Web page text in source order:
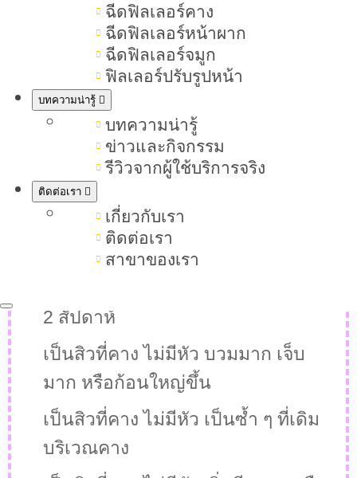
ฉีดฟิลเลอร์คาง
ฉีดฟิลเลอร์หน้าผาก
ฉีดฟิลเลอร์จมูก
ฟิลเลอร์ปรับรูปหน้า
บทความน่ารู้
บทความน่ารู้
ข่าวและกิจกรรม
รีวิวจากผู้ใช้บริการจริง
ติดต่อเรา
เกี่ยวกับเรา
ติดต่อเรา
สาขาของเรา
เป็นสิวที่คาง ไม่มีหัว บีบได้ไหม ควร
ทำอย่างไร
กดสิวหรือฉีดสิว เหมาะกับเป็นสิวที่
คาง ไม่มีหัว
วิธีป้องกันเป็นสิวที่คาง ไม่มีหัว ไม่ให้
กลับมาเป็นซ้ำ
เป็นสิวที่คาง ไม่มีหัว หายเองได้ไหม
เป็นสิวที่คาง ไม่มีหัว ต้องไปพบแพทย์
เมื่อไหร่
2 สัปดาห์
เป็นสิวที่คาง ไม่มีหัว บวมมาก เจ็บ
มาก หรือก้อนใหญ่ขึ้น
เป็นสิวที่คาง ไม่มีหัว เป็นซ้ำ ๆ ที่เดิม
บริเวณคาง